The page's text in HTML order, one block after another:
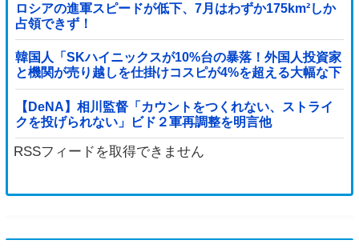
ロシアの進軍スピードが低下、7月はわずか175km²しか
占領できず！
韓国人「SKハイニックスが10%台の暴落！外国人投資家
と機関が売り越しを仕掛けコスピが4%を超える大幅な下
落‥」
【DeNA】相川監督「カウントをつくれない、ストライ
クを投げられない」ビド２軍再調整を明言他
RSSフィードを取得できません